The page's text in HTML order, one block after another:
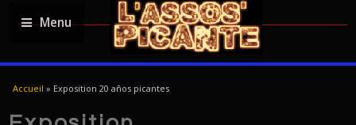
Menu
YOU ARE HERE
Accueil » Exposition 20 años picantes